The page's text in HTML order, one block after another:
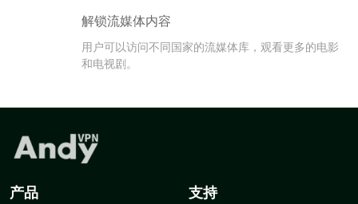
解锁流媒体内容
用户可以访问不同国家的流媒体库，观看更多的电影
和电视剧。
产品 支持